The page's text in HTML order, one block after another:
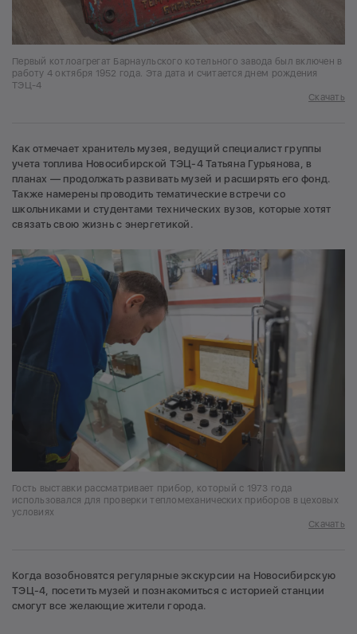
Первый котлоагрегат Барнаульского котельного завода был включен в
работу 4 октября 1952 года. Эта дата и считается днем рождения
ТЭЦ-4
Скачать
Как отмечает хранитель музея, ведущий специалист группы
учета топлива Новосибирской ТЭЦ-4 Татьяна Гурьянова, в
планах — продолжать развивать музей и расширять его фонд.
Также намерены проводить тематические встречи со
школьниками и студентами технических вузов, которые хотят
связать свою жизнь с энергетикой.
Гость выставки рассматривает прибор, который с 1973 года
использовался для проверки тепломеханических приборов в цеховых
условиях
Скачать
Когда возобновятся регулярные экскурсии на Новосибирскую
ТЭЦ-4, посетить музей и познакомиться с историей станции
смогут все желающие жители города.